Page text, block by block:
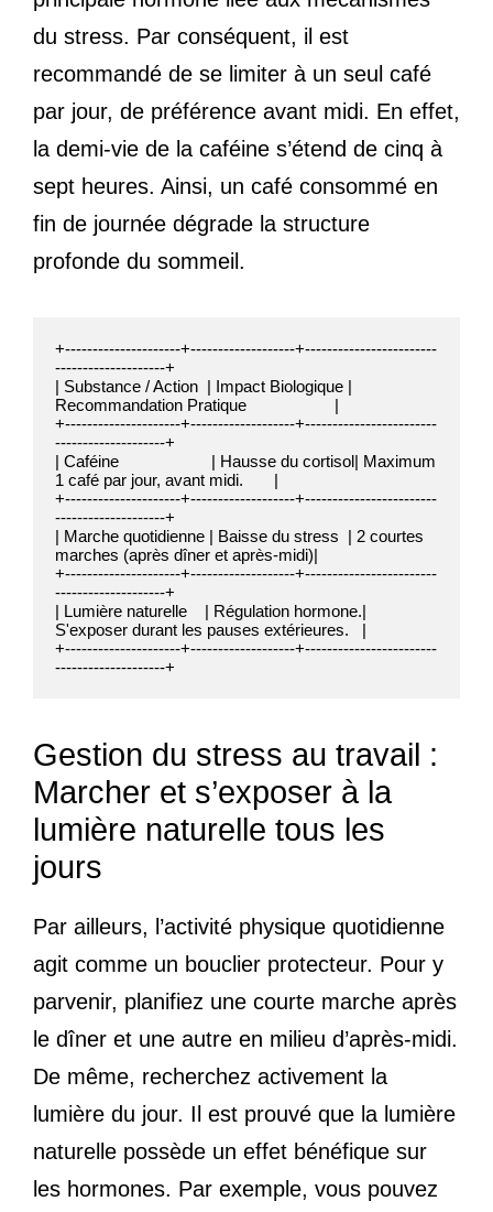
du stress. Par conséquent, il est
recommandé de se limiter à un seul café
par jour, de préférence avant midi. En effet,
la demi-vie de la caféine s’étend de cinq à
sept heures. Ainsi, un café consommé en
fin de journée dégrade la structure
profonde du sommeil.
+---------------------+-------------------+------------------------
--------------------+
| Substance / Action  | Impact Biologique |
Recommandation Pratique                    |
+---------------------+-------------------+------------------------
--------------------+
| Caféine                     | Hausse du cortisol| Maximum
1 café par jour, avant midi.       |
+---------------------+-------------------+------------------------
--------------------+
| Marche quotidienne | Baisse du stress  | 2 courtes
marches (après dîner et après-midi)|
+---------------------+-------------------+------------------------
--------------------+
| Lumière naturelle    | Régulation hormone.|
S'exposer durant les pauses extérieures.   |
+---------------------+-------------------+------------------------
Gestion du stress au travail :
Marcher et s’exposer à la
lumière naturelle tous les
jours
Par ailleurs, l’activité physique quotidienne
agit comme un bouclier protecteur. Pour y
parvenir, planifiez une courte marche après
le dîner et une autre en milieu d’après-midi.
De même, recherchez activement la
lumière du jour. Il est prouvé que la lumière
naturelle possède un effet bénéfique sur
les hormones. Par exemple, vous pouvez